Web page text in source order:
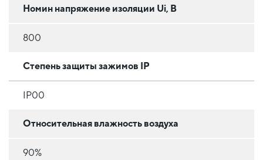
Номин напряжение изоляции Ui, В
800
Степень защиты зажимов IP
IP00
Относительная влажность воздуха
90%